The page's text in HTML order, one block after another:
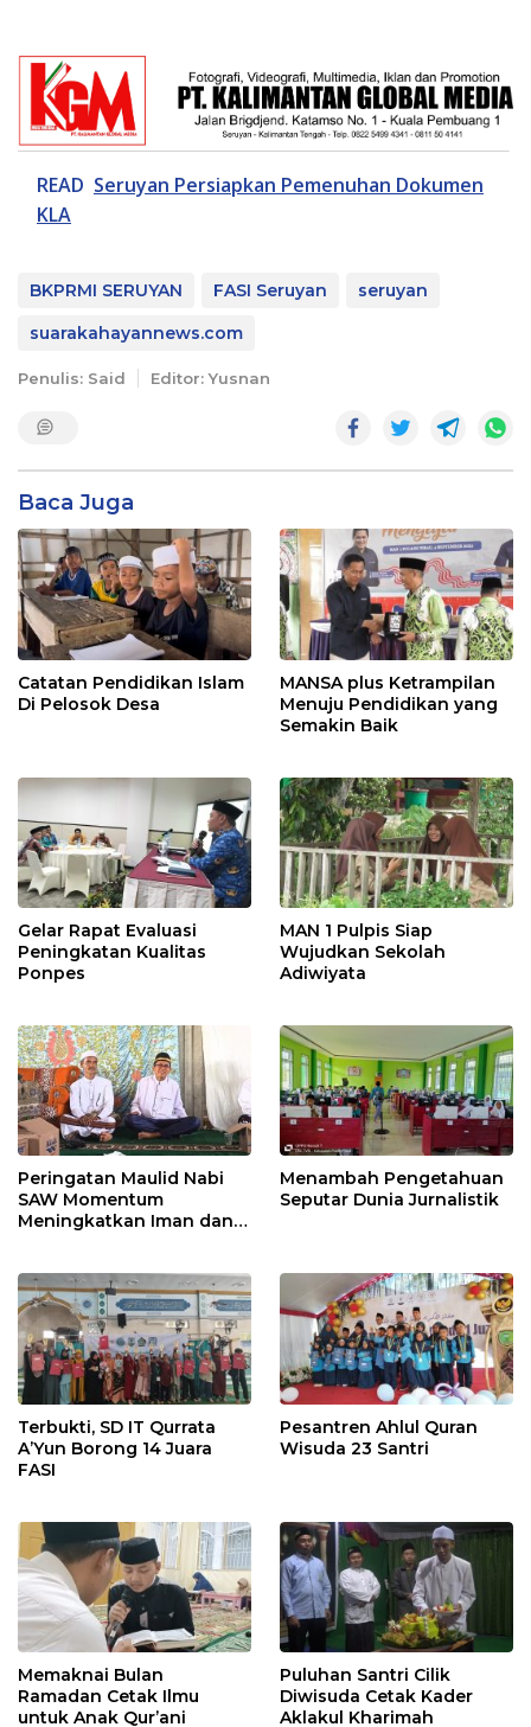
READ Seruyan Persiapkan Pemenuhan Dokumen
KLA
BKPRMI SERUYAN FASI Seruyan
seruyan
suarakahayannews.com
Penulis: Said Editor: Yusnan
Baca Juga
Catatan Pendidikan Islam
Di Pelosok Desa
MANSA plus Ketrampilan
Menuju Pendidikan yang
Semakin Baik
Gelar Rapat Evaluasi
Peningkatan Kualitas
Ponpes
MAN 1 Pulpis Siap
Wujudkan Sekolah
Adiwiyata
Peringatan Maulid Nabi
SAW Momentum
Meningkatkan Iman dan
Menambah Pengetahuan
Seputar Dunia Jurnalistik
Terbukti, SD IT Qurrata
A’Yun Borong 14 Juara
FASI
Pesantren Ahlul Quran
Wisuda 23 Santri
Memaknai Bulan
Ramadan Cetak Ilmu
untuk Anak Qur’ani
Puluhan Santri Cilik
Diwisuda Cetak Kader
Aklakul Kharimah